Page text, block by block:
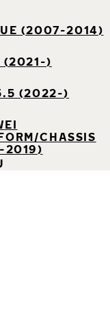
(2007-2014)
(2021-)
(2022-)
CHASSIS
2019)